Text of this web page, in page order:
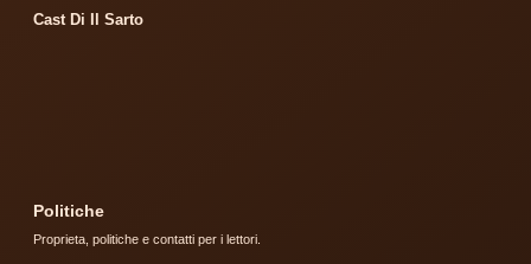
Cast Di Il Sarto
Politiche
Proprieta, politiche e contatti per i lettori.